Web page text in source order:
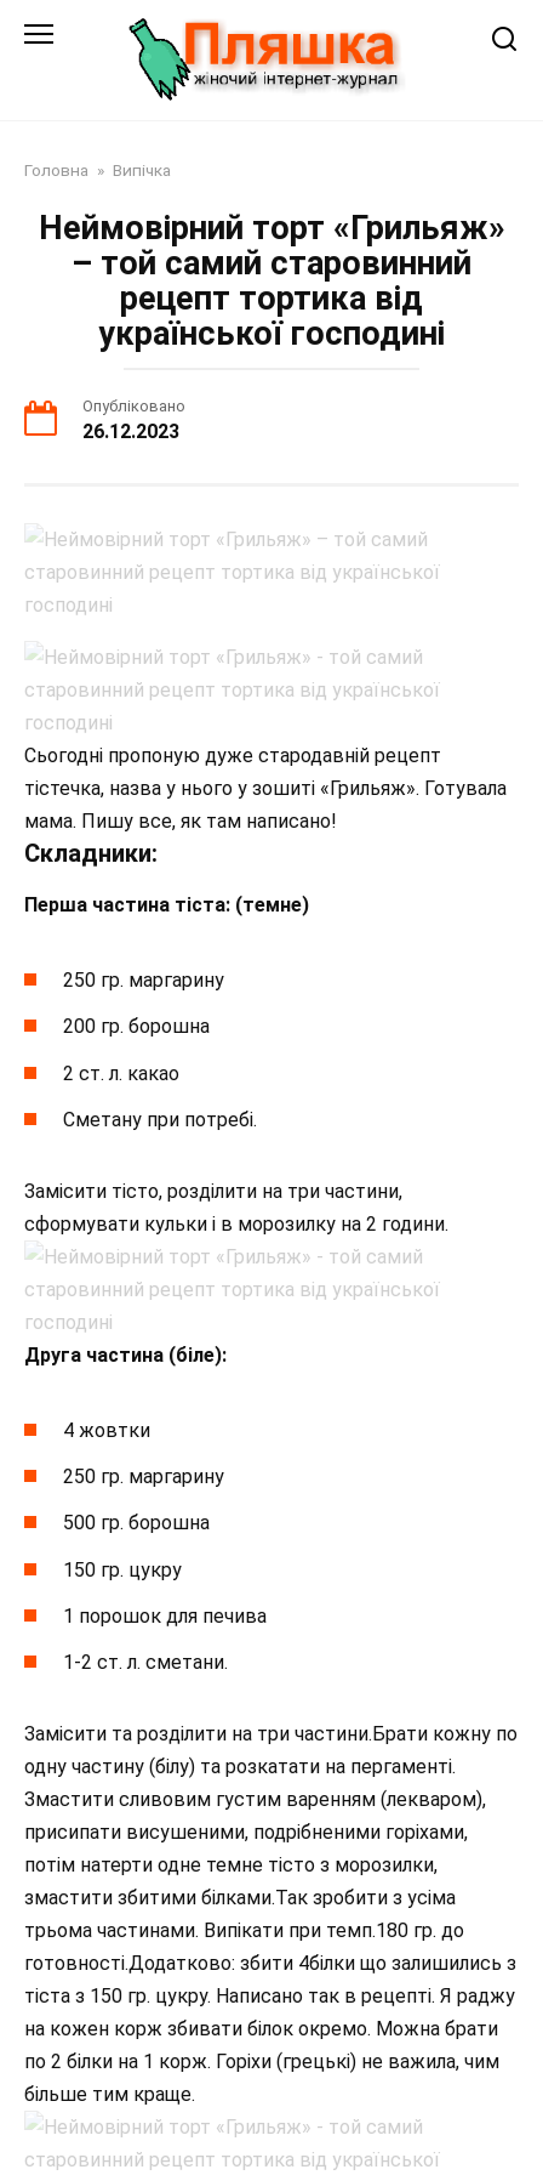
Головна » Випічка
Неймовірний торт «Грильяж»
– той самий старовинний
рецепт тортика від
української господині
Опубліковано
26.12.2023
Сьогодні пропоную дуже стародавній рецепт
тістечка, назва у нього у зошиті «Грильяж». Готувала
мама. Пишу все, як там написано!
Складники:
Перша частина тіста: (темне)
250 гр. маргарину
200 гр. борошна
2 ст. л. какао
Сметану при потребі.
Замісити тісто, розділити на три частини,
сформувати кульки і в морозилку на 2 години.
Друга частина (біле):
4 жовтки
250 гр. маргарину
500 гр. борошна
150 гр. цукру
1 порошок для печива
1-2 ст. л. сметани.
Замісити та розділити на три частини.Брати кожну по
одну частину (білу) та розкатати на пергаменті.
Змастити сливовим густим варенням (лекваром),
присипати висушеними, подрібненими горіхами,
потім натерти одне темне тісто з морозилки,
змастити збитими білками.Так зробити з усіма
трьома частинами. Випікати при темп.180 гр. до
готовності.Додатково: збити 4білки що залишились з
тіста з 150 гр. цукру. Написано так в рецепті. Я раджу
на кожен корж збивати білок окремо. Можна брати
по 2 білки на 1 корж. Горіхи (грецькі) не важила, чим
більше тим краще.